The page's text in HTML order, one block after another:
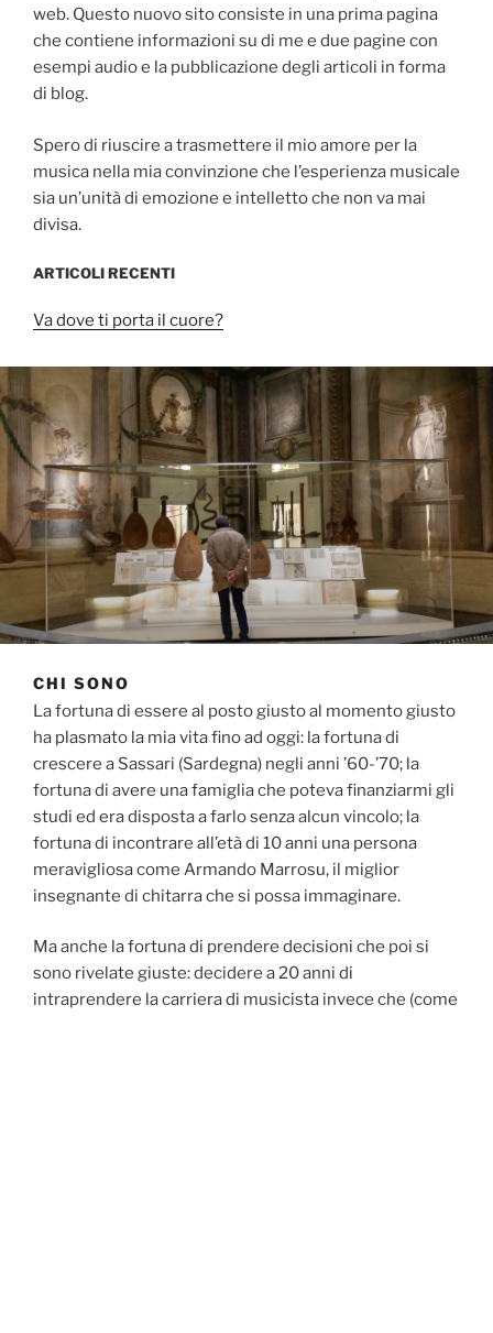
web. Questo nuovo sito consiste in una prima pagina
che contiene informazioni su di me e due pagine con
esempi audio e la pubblicazione degli articoli in forma
di blog.
Spero di riuscire a trasmettere il mio amore per la
musica nella mia convinzione che l’esperienza musicale
sia un’unità di emozione e intelletto che non va mai
divisa.
ARTICOLI RECENTI
Va dove ti porta il cuore?
CHI SONO
La fortuna di essere al posto giusto al momento giusto
ha plasmato la mia vita fino ad oggi: la fortuna di
crescere a Sassari (Sardegna) negli anni ’60-’70; la
fortuna di avere una famiglia che poteva finanziarmi gli
studi ed era disposta a farlo senza alcun vincolo; la
fortuna di incontrare all’età di 10 anni una persona
meravigliosa come Armando Marrosu, il miglior
insegnante di chitarra che si possa immaginare.
Ma anche la fortuna di prendere decisioni che poi si
sono rivelate giuste: decidere a 20 anni di
intraprendere la carriera di musicista invece che (come